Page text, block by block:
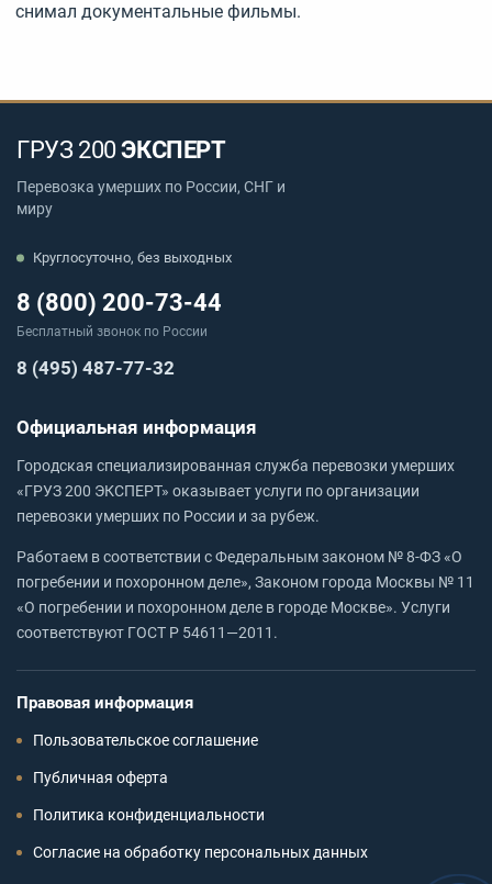
снимал документальные фильмы.
ГРУЗ 200ЭКСПЕРТ
Перевозка умерших по России, СНГ и
миру
Круглосуточно, без выходных
8 (800) 200-73-44
Бесплатный звонок по России
8 (495) 487-77-32
Официальная информация
Городская специализированная служба перевозки умерших
«ГРУЗ 200 ЭКСПЕРТ» оказывает услуги по организации
перевозки умерших по России и за рубеж.
Работаем в соответствии с Федеральным законом № 8-ФЗ «О
погребении и похоронном деле», Законом города Москвы № 11
«О погребении и похоронном деле в городе Москве». Услуги
соответствуют ГОСТ Р 54611—2011.
Правовая информация
Пользовательское соглашение
Публичная оферта
Политика конфиденциальности
Согласие на обработку персональных данных